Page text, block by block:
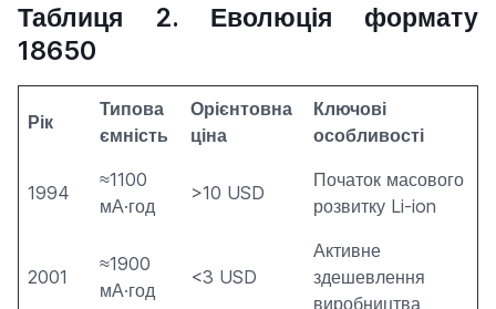
Таблиця 2. Еволюція формату
18650
Рік
Типова
ємність
Орієнтовна
ціна
Ключові
особливості
1994
≈1100
мА·год
>10 USD
Початок масового
розвитку Li-ion
2001
≈1900
мА·год
<3 USD
Активне
здешевлення
виробництва